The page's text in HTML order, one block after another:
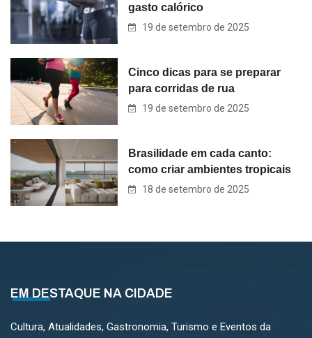
gasto calórico
19 de setembro de 2025
Cinco dicas para se preparar
para corridas de rua
19 de setembro de 2025
Brasilidade em cada canto:
como criar ambientes tropicais
18 de setembro de 2025
EM DESTAQUE NA CIDADE
Cultura, Atualidades, Gastronomia, Turismo e Eventos da